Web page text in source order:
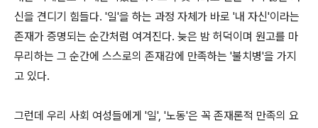
신을 견디기 힘들다. '일'을 하는 과정 자체가 바로 '내 자신'이라는
존재가 증명되는 순간처럼 여겨진다. 늦은 밤 허덕이며 원고를 마
무리하는 그 순간에 스스로의 존재감에 만족하는 '불치병'을 가지
고 있다.
그런데 우리 사회 여성들에게 '일', '노동'은 꼭 존재론적 만족의 요